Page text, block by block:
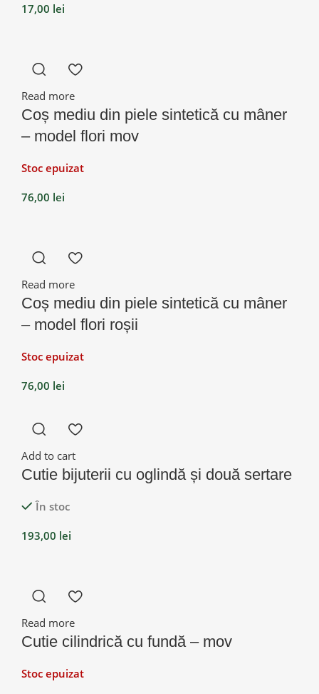
17,00 lei
Read more
Coș mediu din piele sintetică cu mâner
– model flori mov
Stoc epuizat
76,00 lei
Read more
Coș mediu din piele sintetică cu mâner
– model flori roșii
Stoc epuizat
76,00 lei
Add to cart
Cutie bijuterii cu oglindă și două sertare
În stoc
193,00 lei
Read more
Cutie cilindrică cu fundă – mov
Stoc epuizat